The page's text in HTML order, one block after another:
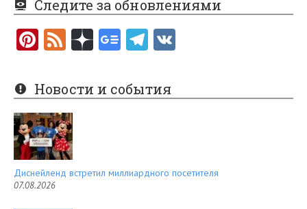
Следите за обновлениями
Pi
er
es
t
F
e
d
Новости и события
Диснейленд встретил миллиардного посетителя
07.08.2026